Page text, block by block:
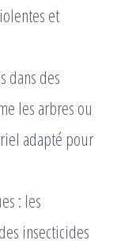
et
dans des
les arbres ou
adapté pour
: les
insecticides